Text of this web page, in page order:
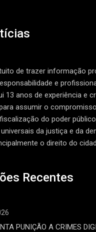
de trazer informação
e
13 anos de experiência e
assumir o
do poder
da justiça e da
o direito do
Recentes
PUNIÇÃO A CRIMES